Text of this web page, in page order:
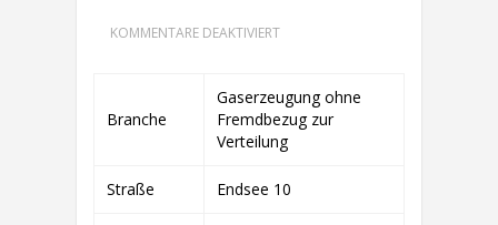
KOMMENTARE DEAKTIVIERTFÜR
RAINER
GUNDEL
BIOGASANLAGE
Branche
Gaserzeugung ohne
Fremdbezug zur
Verteilung
Straße Endsee 10